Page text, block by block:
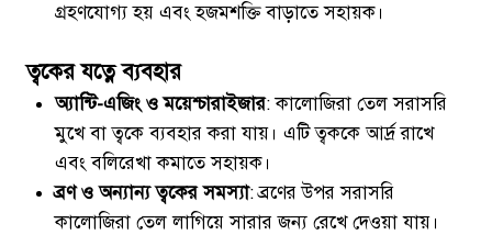
গ্রহণযোগ্য হয় এবং হজমশক্তি বাড়াতে সহায়ক।
ত্বকের যত্নে ব্যবহার
অ্যান্টি-এজিং ও ময়েশ্চারাইজার: কালোজিরা তেল সরাসরি
মুখে বা ত্বকে ব্যবহার করা যায়। এটি ত্বককে আর্দ্র রাখে
এবং বলিরেখা কমাতে সহায়ক।
ব্রণ ও অন্যান্য ত্বকের সমস্যা: ব্রণের উপর সরাসরি
কালোজিরা তেল লাগিয়ে সারার জন্য রেখে দেওয়া যায়।